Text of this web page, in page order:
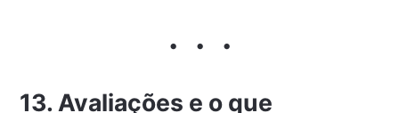
13. Avaliações e o que